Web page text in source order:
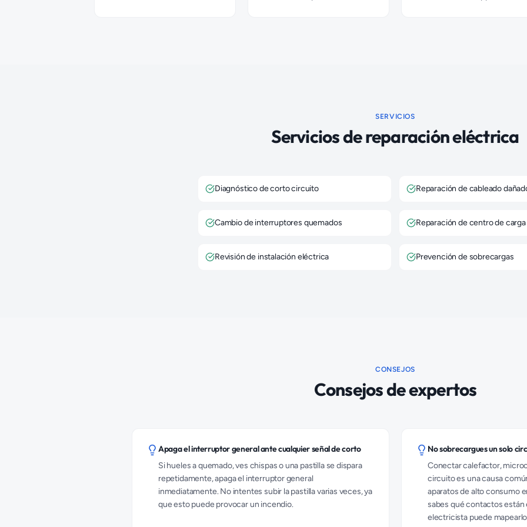
SERVICIOS
Servicios de reparación eléctrica
Diagnóstico de corto circuito Reparación de cableado
Cambio de interruptores quemados Reparación de centro de carga
Revisión de instalación eléctrica Prevención de sobrecargas
CONSEJOS
Consejos de expertos
Apaga el interruptor general ante cualquier señal de corto
Si hueles a quemado, ves chispas o una pastilla se dispara
repetidamente, apaga el interruptor general
inmediatamente. No intentes subir la pastilla varias veces, ya
que esto puede provocar un incendio.
No sobrecargues un solo
Conectar calefactor,
circuito es una causa
aparatos de alto consumo
sabes qué contactos
electricista puede